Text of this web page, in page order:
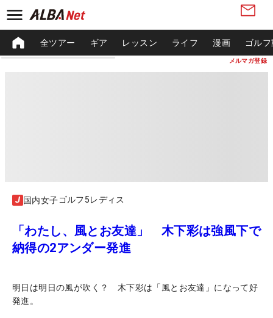
メルマガ登録
全ツアー ギア レッスン ライフ 漫画 ゴル
国内女子ゴルフ5レディス
「わたし、風とお友達」 木下彩は強風下で
納得の2アンダー発進
明日は明日の風が吹く？ 木下彩は「風とお友達」になって好
発進。